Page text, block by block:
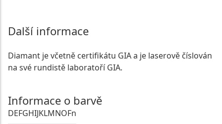
Další informace
Diamant je včetně certifikátu GIA a je laserově číslován
na své rundistě laboratoří GIA.
Informace o barvě
DEFGHIJKLMNOFn